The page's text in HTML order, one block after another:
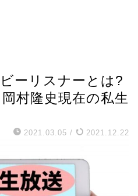
ーリスナーとは?
村隆史現在の私生
2021.03.05 / 2021.12.22